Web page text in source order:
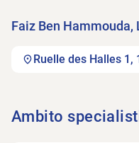
Faiz Ben
Ruelle des Halles 1,
Ambito